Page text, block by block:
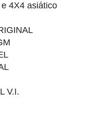
4X4 asiático
V.I.